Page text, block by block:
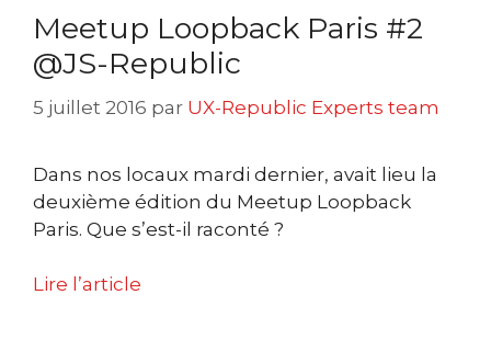
Meetup Loopback Paris #2
@JS-Republic
5 juillet 2016 par UX-Republic Experts team
Dans nos locaux mardi dernier, avait lieu la
deuxième édition du Meetup Loopback
Paris. Que s’est-il raconté ?
Lire l’article